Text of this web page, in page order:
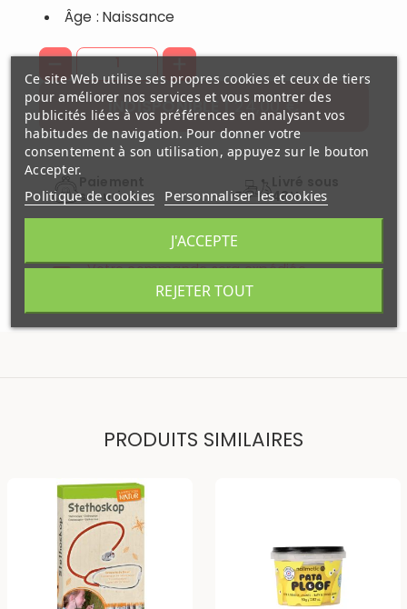
Âge : Naissance
24,00 €
INDISPONIBLE
securisé
48H
Indisponible
Votre commande sera expédiée
Lundi 10 aout
PRODUITS SIMILAIRES
Ce site Web utilise ses propres cookies et ceux de tiers
pour améliorer nos services et vous montrer des
publicités liées à vos préférences en analysant vos
habitudes de navigation. Pour donner votre
consentement à son utilisation, appuyez sur le bouton
Accepter.
Politique de cookies Personnaliser les cookies
REJETER TOUT
J'ACCEPTE